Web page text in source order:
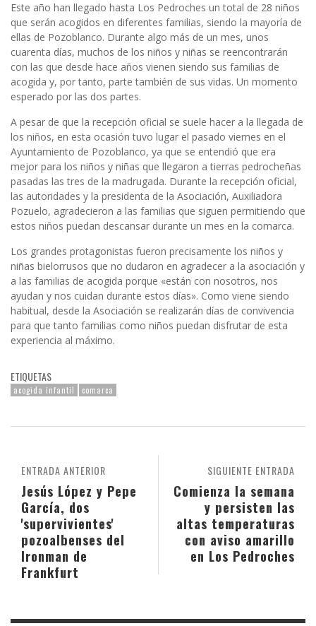
Este año han llegado hasta Los Pedroches un total de 28 niños
que serán acogidos en diferentes familias, siendo la mayoría de
ellas de Pozoblanco. Durante algo más de un mes, unos
cuarenta días, muchos de los niños y niñas se reencontrarán
con las que desde hace años vienen siendo sus familias de
acogida y, por tanto, parte también de sus vidas. Un momento
esperado por las dos partes.
A pesar de que la recepción oficial se suele hacer a la llegada de
los niños, en esta ocasión tuvo lugar el pasado viernes en el
Ayuntamiento de Pozoblanco, ya que se entendió que era
mejor para los niños y niñas que llegaron a tierras pedrocheñas
pasadas las tres de la madrugada. Durante la recepción oficial,
las autoridades y la presidenta de la Asociación, Auxiliadora
Pozuelo, agradecieron a las familias que siguen permitiendo que
estos niños puedan descansar durante un mes en la comarca.
Los grandes protagonistas fueron precisamente los niños y
niñas bielorrusos que no dudaron en agradecer a la asociación y
a las familias de acogida porque «están con nosotros, nos
ayudan y nos cuidan durante estos días». Como viene siendo
habitual, desde la Asociación se realizarán días de convivencia
para que tanto familias como niños puedan disfrutar de esta
experiencia al máximo.
ETIQUETAS
acogida infantil comarca
SIGUIENTE ENTRADA
Comienza la semana
y persisten las
altas temperaturas
con aviso amarillo
en Los Pedroches
ENTRADA ANTERIOR
Jesús López y Pepe
García, dos
'supervivientes'
pozoalbenses del
Ironman de
Frankfurt